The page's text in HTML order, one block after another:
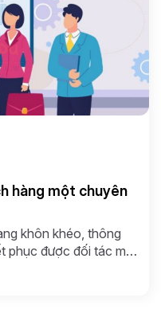
hàng một chuyên
khôn khéo, thông
phục được đối tác mà
mối quan hệ lâu dài,
của mình. Đây